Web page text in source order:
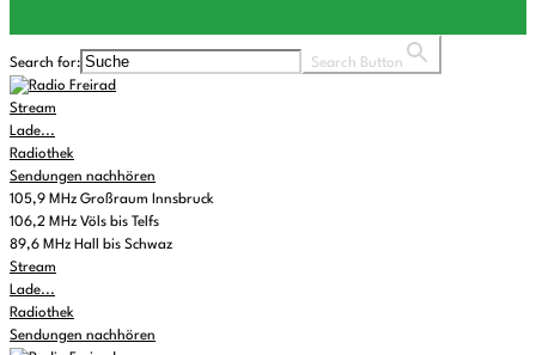
Search for: Search Button
Stream
Lade...
Radiothek
Sendungen nachhören
105,9 MHz Großraum Innsbruck
106,2 MHz Völs bis Telfs
89,6 MHz Hall bis Schwaz
Stream
Lade...
Radiothek
Sendungen nachhören